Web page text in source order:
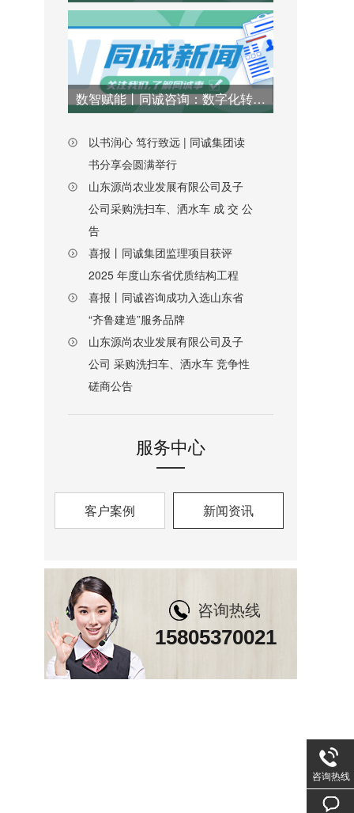
数智赋能丨同诚咨询：数字化转型打造造价咨询新优势
以书润心 笃行致远 | 同诚集团读
书分享会圆满举行
山东源尚农业发展有限公司及子
公司采购洗扫车、洒水车 成 交 公
告
喜报丨同诚集团监理项目获评
2025 年度山东省优质结构工程
喜报丨同诚咨询成功入选山东省
“齐鲁建造”服务品牌
山东源尚农业发展有限公司及子
公司 采购洗扫车、洒水车 竞争性
磋商公告
服务中心
客户案例 新闻资讯
咨询热线
15805370021
咨询热线